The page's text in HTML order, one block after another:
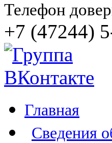
Телефон
+7 (47244)
Главная
Сведения